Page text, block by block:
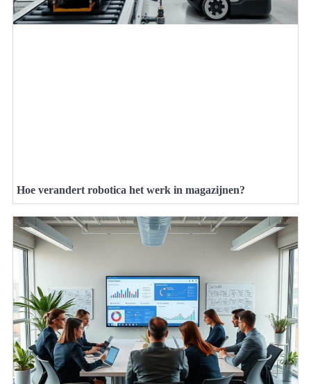
Hoe verandert robotica het werk in magazijnen?